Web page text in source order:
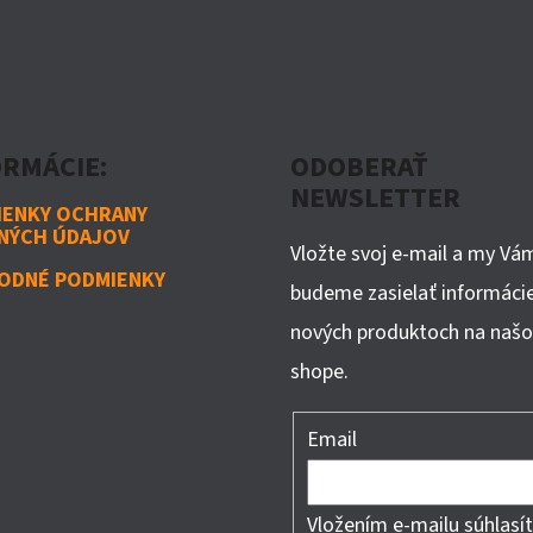
OCHRANY
ÚDAJOV
PODMIENKY
ODOBERAŤ
NEWSLETTER
Vložte svoj e-mail a my
budeme zasielať
nových produktoch na
shope.
Email
Vložením e-mailu